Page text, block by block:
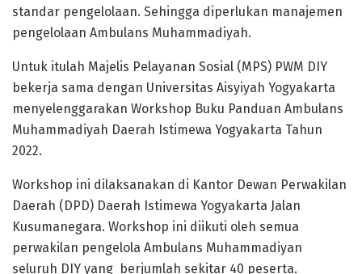
standar pengelolaan. Sehingga diperlukan manajemen
pengelolaan Ambulans Muhammadiyah.
Untuk itulah Majelis Pelayanan Sosial (MPS) PWM DIY
bekerja sama dengan Universitas Aisyiyah Yogyakarta
menyelenggarakan Workshop Buku Panduan Ambulans
Muhammadiyah Daerah Istimewa Yogyakarta Tahun
2022.
Workshop ini dilaksanakan di Kantor Dewan Perwakilan
Daerah (DPD) Daerah Istimewa Yogyakarta Jalan
Kusumanegara. Workshop ini diikuti oleh semua
perwakilan pengelola Ambulans Muhammadiyan
seluruh DIY yang berjumlah sekitar 40 peserta.